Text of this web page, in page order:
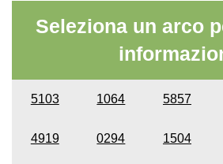
Seleziona un arco
5103 1064 5857
4919 0294 1504